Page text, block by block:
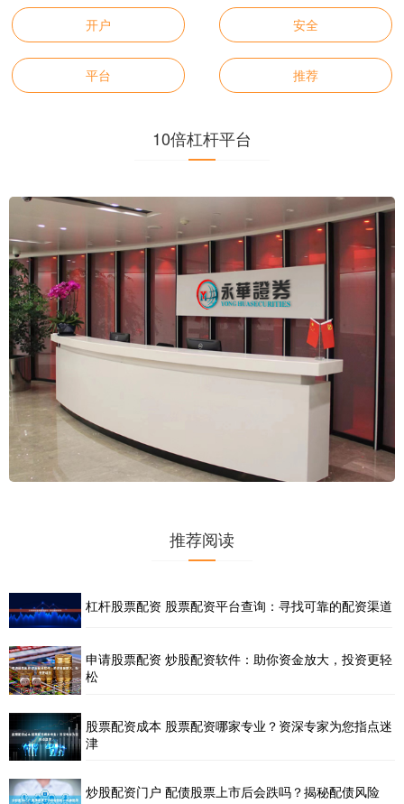
开户 安全
平台 推荐
10倍杠杆平台
推荐阅读
杠杆股票配资 股票配资平台查询：寻找可靠的配资渠道
申请股票配资 炒股配资软件：助你资金放大，投资更轻
松
股票配资成本 股票配资哪家专业？资深专家为您指点迷
津
炒股配资门户 配债股票上市后会跌吗？揭秘配债风险